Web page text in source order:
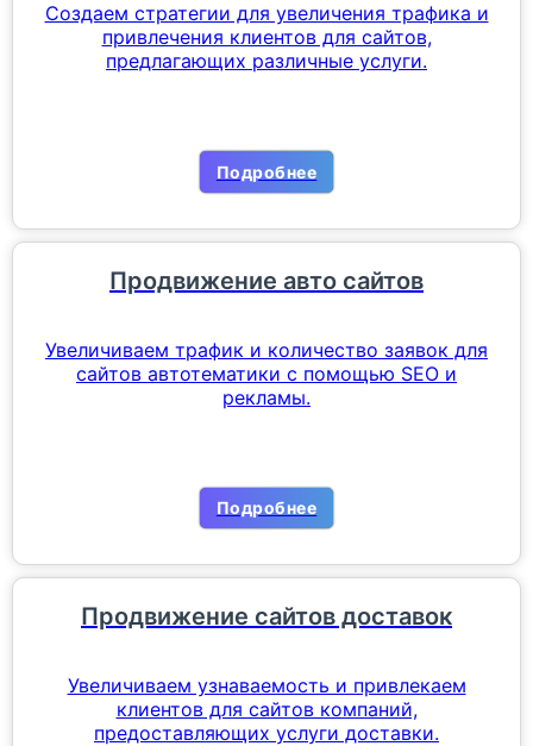
Создаем стратегии для увеличения трафика и
привлечения клиентов для сайтов,
предлагающих различные услуги.
Подробнее
Продвижение авто сайтов
Увеличиваем трафик и количество заявок для
сайтов автотематики с помощью SEO и
рекламы.
Подробнее
Продвижение сайтов доставок
Увеличиваем узнаваемость и привлекаем
клиентов для сайтов компаний,
предоставляющих услуги доставки.